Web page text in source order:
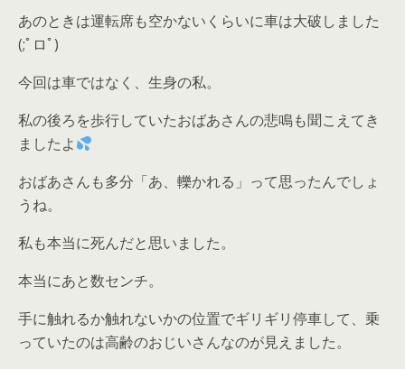
あのときは運転席も空かないくらいに車は大破しました
(;ﾟロﾟ)
今回は車ではなく、生身の私。
私の後ろを歩行していたおばあさんの悲鳴も聞こえてき
ましたよ
おばあさんも多分「あ、轢かれる」って思ったんでしょ
うね。
私も本当に死んだと思いました。
本当にあと数センチ。
手に触れるか触れないかの位置でギリギリ停車して、乗
っていたのは高齢のおじいさんなのが見えました。